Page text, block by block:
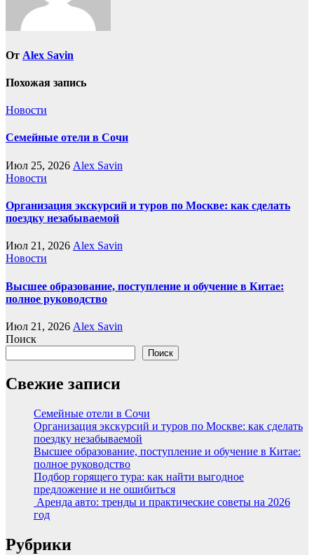
От Alex Savin
Похожая запись
Новости
Семейные отели в Сочи
Июл 25, 2026 Alex Savin
Новости
Организация экскурсий и туров по Москве: как сделать
поездку незабываемой
Июл 21, 2026 Alex Savin
Новости
Высшее образование, поступление и обучение в Китае:
полное руководство
Июл 21, 2026 Alex Savin
Поиск
Поиск
Свежие записи
Семейные отели в Сочи
Организация экскурсий и туров по Москве: как сделать
поездку незабываемой
Высшее образование, поступление и обучение в Китае:
полное руководство
Подбор горящего тура: как найти выгодное
предложение и не ошибиться
Аренда авто: тренды и практические советы на 2026
год
Рубрики